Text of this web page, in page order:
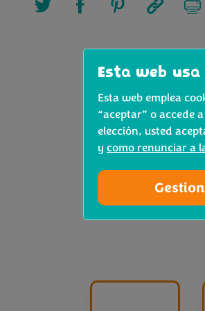
Esta web usa
Esta web emplea
“aceptar” o accede
elección, usted
y como renunciar a